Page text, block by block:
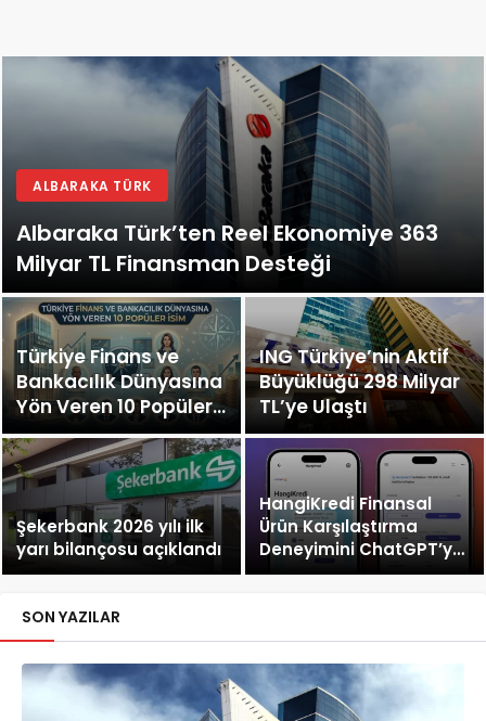
ALBARAKA TÜRK
Albaraka Türk’ten Reel Ekonomiye 363
Milyar TL Finansman Desteği
Türkiye Finans ve
Bankacılık Dünyasına
Yön Veren 10 Popüler
İsim
ING Türkiye’nin Aktif
Büyüklüğü 298 Milyar
TL’ye Ulaştı
Şekerbank 2026 yılı ilk
yarı bilançosu açıklandı
HangiKredi Finansal
Ürün Karşılaştırma
Deneyimini ChatGPT’ye
Taşıdı!
SON YAZILAR